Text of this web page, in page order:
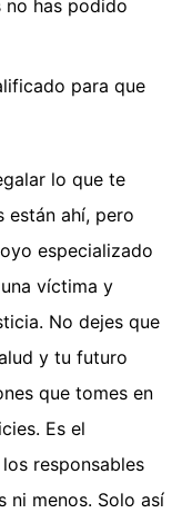
has podido
para que
lo que te
están ahí, pero
especializado
víctima y
No dejes que
y tu futuro
que tomes en
Es el
responsables
ni menos. Solo así